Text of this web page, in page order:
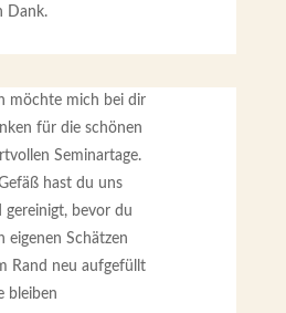
Dank.
möchte mich bei dir
für die schönen
Seminartage.
hast du uns
gereinigt, bevor du
eigenen Schätzen
Rand neu aufgefüllt
bleiben